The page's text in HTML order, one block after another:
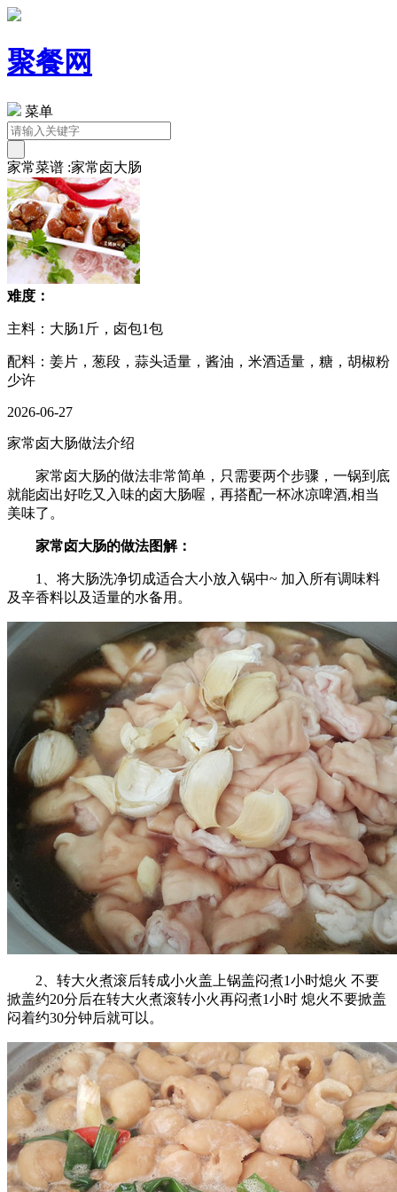
聚餐网
菜单
家常菜谱 :家常卤大肠
难度：
主料：大肠1斤，卤包1包
配料：姜片，葱段，蒜头适量，酱油，米酒适量，糖，胡椒粉
少许
2026-06-27
家常卤大肠做法介绍
家常卤大肠的做法非常简单，只需要两个步骤，一锅到底
就能卤出好吃又入味的卤大肠喔，再搭配一杯冰凉啤酒,相当
美味了。
家常卤大肠的做法图解：
1、将大肠洗净切成适合大小放入锅中~ 加入所有调味料
及辛香料以及适量的水备用。
2、转大火煮滚后转成小火盖上锅盖闷煮1小时熄火 不要
掀盖约20分后在转大火煮滚转小火再闷煮1小时 熄火不要掀盖
闷着约30分钟后就可以。